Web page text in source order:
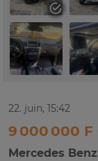
22. juin, 15:42
9 000 000 F
Mercedes